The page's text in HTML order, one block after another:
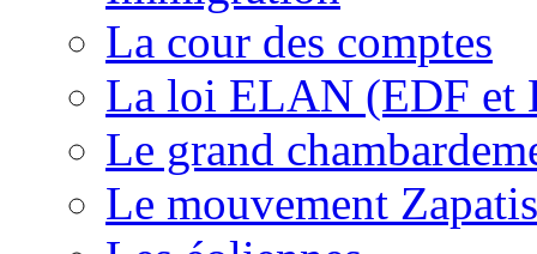
La cour des comptes
La loi ELAN (EDF et
Le grand
Le mouvement